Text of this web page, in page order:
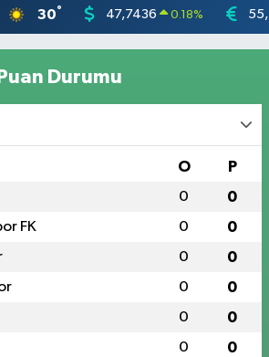
30° 47,7436 0.18%
Durumu
O P
0 0
FK 0 0
0 0
0 0
0 0
0 0